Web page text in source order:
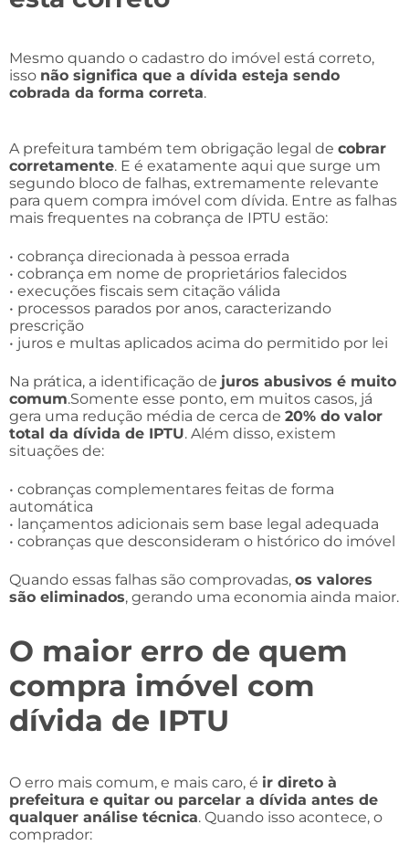
Mesmo quando o cadastro do imóvel está correto,
isso não significa que a dívida esteja sendo
cobrada da forma correta.
A prefeitura também tem obrigação legal de cobrar
corretamente. E é exatamente aqui que surge um
segundo bloco de falhas, extremamente relevante
para quem compra imóvel com dívida. Entre as falhas
mais frequentes na cobrança de IPTU estão:
• cobrança direcionada à pessoa errada
• cobrança em nome de proprietários falecidos
• execuções fiscais sem citação válida
• processos parados por anos, caracterizando
prescrição
• juros e multas aplicados acima do permitido por lei
Na prática, a identificação de juros abusivos é muito
comum.Somente esse ponto, em muitos casos, já
gera uma redução média de cerca de 20% do valor
total da dívida de IPTU. Além disso, existem
situações de:
• cobranças complementares feitas de forma
automática
• lançamentos adicionais sem base legal adequada
• cobranças que desconsideram o histórico do imóvel
Quando essas falhas são comprovadas, os valores
são eliminados, gerando uma economia ainda maior.
O maior erro de quem
compra imóvel com
dívida de IPTU
O erro mais comum, e mais caro, é ir direto à
prefeitura e quitar ou parcelar a dívida antes de
qualquer análise técnica. Quando isso acontece, o
comprador: